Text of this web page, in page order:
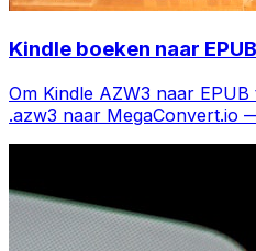
Kindle boeken naar
Om Kindle AZW3 naar
.azw3 naar MegaConvert.io